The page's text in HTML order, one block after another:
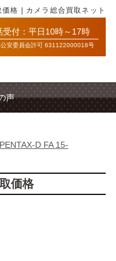
格 | カメラ総合買取ネット
受付：平日10時～17時
安委員会許可 631122000018号
声
D FA 15-
価格